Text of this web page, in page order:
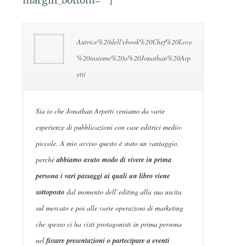
Autrice%20dell'ebook%20Chef%20Love
%20insieme%20a%20Jonathan%20Arp
etti
Sia io che Jonathan Arpetti veniamo da varie
esperienze di pubblicazioni con case editrici medio-
piccole. A mio avviso questo è stato un vantaggio,
perchéabbiamo avuto modo di vivere in prima
persona i vari passaggi ai quali un libro viene
sottoposto dal momento dell’editing alla sua uscita
sul mercato e poi alle varie operazioni di marketing
che spesso ci ha visti protagonisti in prima persona
nelfissare presentazioni o partecipare a eventi